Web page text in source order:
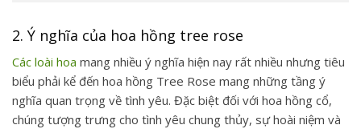
2. Ý nghĩa của hoa hồng tree rose
Các loài hoa mang nhiều ý nghĩa hiện nay rất nhiều nhưng tiêu
biểu phải kể đến hoa hồng Tree Rose mang những tầng ý
nghĩa quan trọng về tình yêu. Đặc biệt đối với hoa hồng cổ,
chúng tượng trưng cho tình yêu chung thủy, sự hoài niệm và